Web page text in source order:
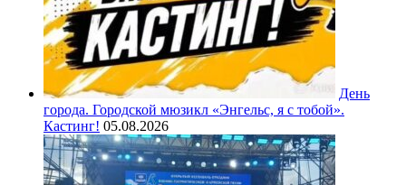
День
города. Городской мюзикл «Энгельс, я с тобой».
Кастинг! 05.08.2026